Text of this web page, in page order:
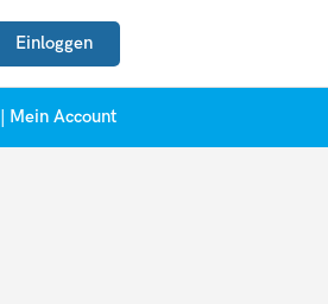
Einloggen
Mein Account